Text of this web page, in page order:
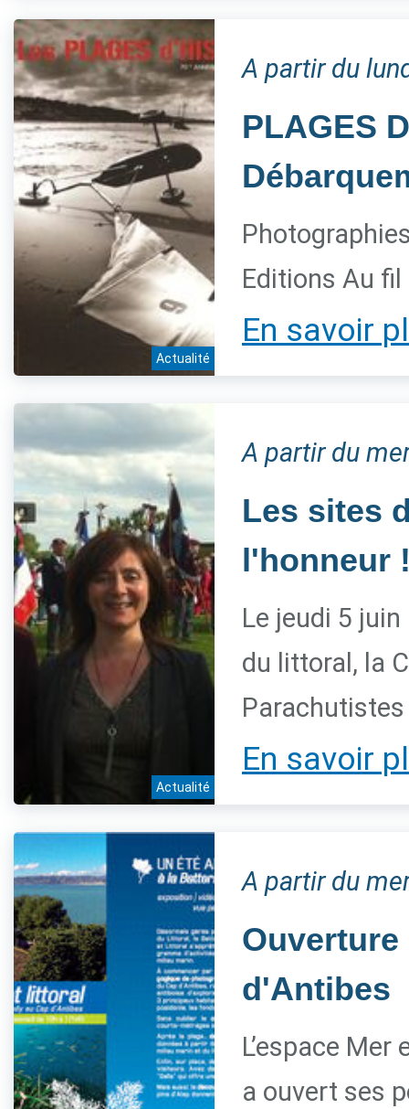
Actualité
A partir du
PLAGES
Editions Au
En savoir
Actualité
A partir du
Les sites
l'honneur
Le jeudi 5
du littoral, la
En savoir
A partir du
Ouverture
d'Antibes
L’espace
a ouvert ses